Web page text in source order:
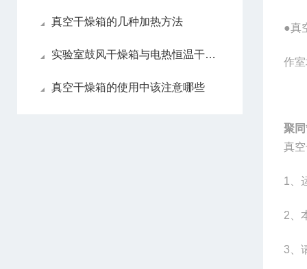
真空干燥箱的几种加热方法
实验室鼓风干燥箱与电热恒温干燥箱区别
真空干燥箱的使用中该注意哪些
●真
作
聚
真空
1
2
3